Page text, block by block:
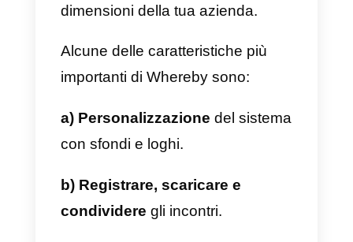
il servizio clienti.
Con lo strumento Drift, le
piano, sebbene questi metodi